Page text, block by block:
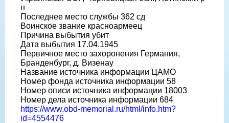
н
Последнее место службы 362 сд
Воинское звание красноармеец
Причина выбытия убит
Дата выбытия 17.04.1945
Первичное место захоронения Германия,
Бранденбург, д. Визенау
Название источника информации ЦАМО
Номер фонда источника информации 58
Номер описи источника информации 18003
Номер дела источника информации 684
https://www.obd-memorial.ru/html/info.htm?
id=4554476